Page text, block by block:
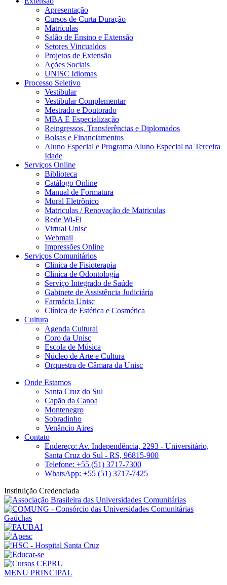
Apresentação
Cursos de Curta Duração
Matrículas
Salão de Ensino e Extensão
Setores Vincualdos
Projetos de Extensão
Ações Sociais
UNISC Idiomas
Processo Seletivo
Vestibular
Vestibular Complementar
Mestrado e Doutorado
MBA E Especialização
Reingressos, Transferências e Diplomados
Bolsas e Financiamentos
Aluno Especial e Programa Aluno Especial na Terceira
Idade
Serviços Online
Biblioteca
Catálogo Online
Manual de Formatura
Mural Eletrônico
Matriculas / Renovação de Matriculas
Rede Wi-Fi
Virtual Unisc
Webmail
Impressões Online
Serviços Comunitários
Clinica de Fisioterapia
Clinica de Odontologia
Serviço Integrado de Saúde
Gabinete de Assistência Judiciária
Farmácia Unisc
Clínica de Estética e Cosmética
Cultura
Agenda Cultural
Coro da Unisc
Escola de Música
Núcleo de Arte e Cultura
Orquestra de Câmara da Unisc
Onde Estamos
Santa Cruz do Sul
Capão da Canoa
Montenegro
Sobradinho
Venâncio Aires
Contato
Endereço: Av. Independência, 2293 - Universitário,
Santa Cruz do Sul - RS, 96815-900
Telefone: +55 (51) 3717-7300
WhatsApp: +55 (51) 3717-7425
Instituição Credenciada
MENU PRINCIPAL